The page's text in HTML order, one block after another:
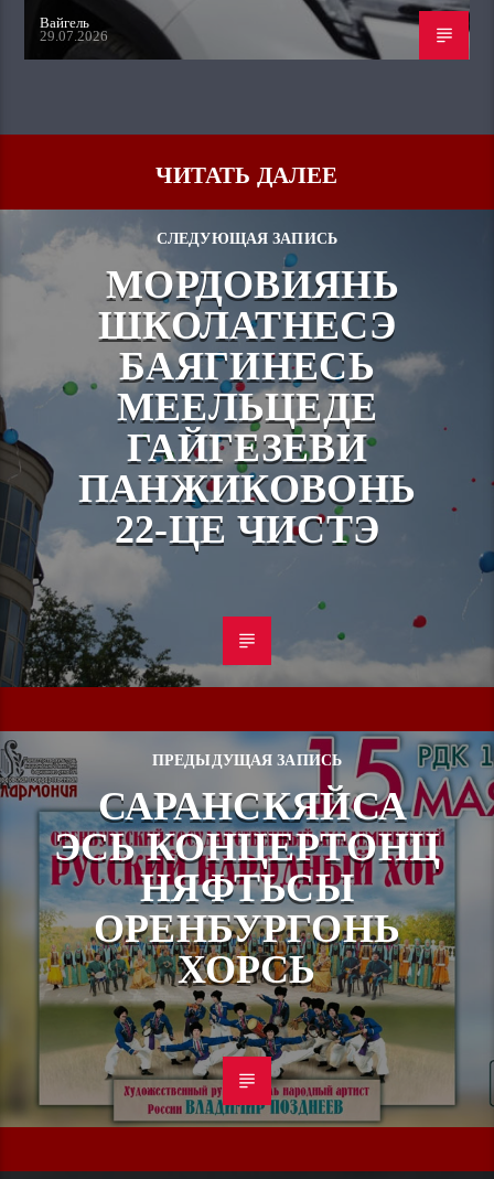
Вайгель
29.07.2026
ЧИТАТЬ ДАЛЕЕ
СЛЕДУЮЩАЯ ЗАПИСЬ
МОРДОВИЯНЬ
ШКОЛАТНЕСЭ
БАЯГИНЕСЬ
МЕЕЛЬЦЕДЕ
ГАЙГЕЗЕВИ
ПАНЖИКОВОНЬ
22-ЦЕ ЧИСТЭ
ПРЕДЫДУЩАЯ ЗАПИСЬ
САРАНСКЯЙСА
ЭСЬ КОНЦЕРТОНЦ
НЯФТЬСЫ
ОРЕНБУРГОНЬ
ХОРСЬ